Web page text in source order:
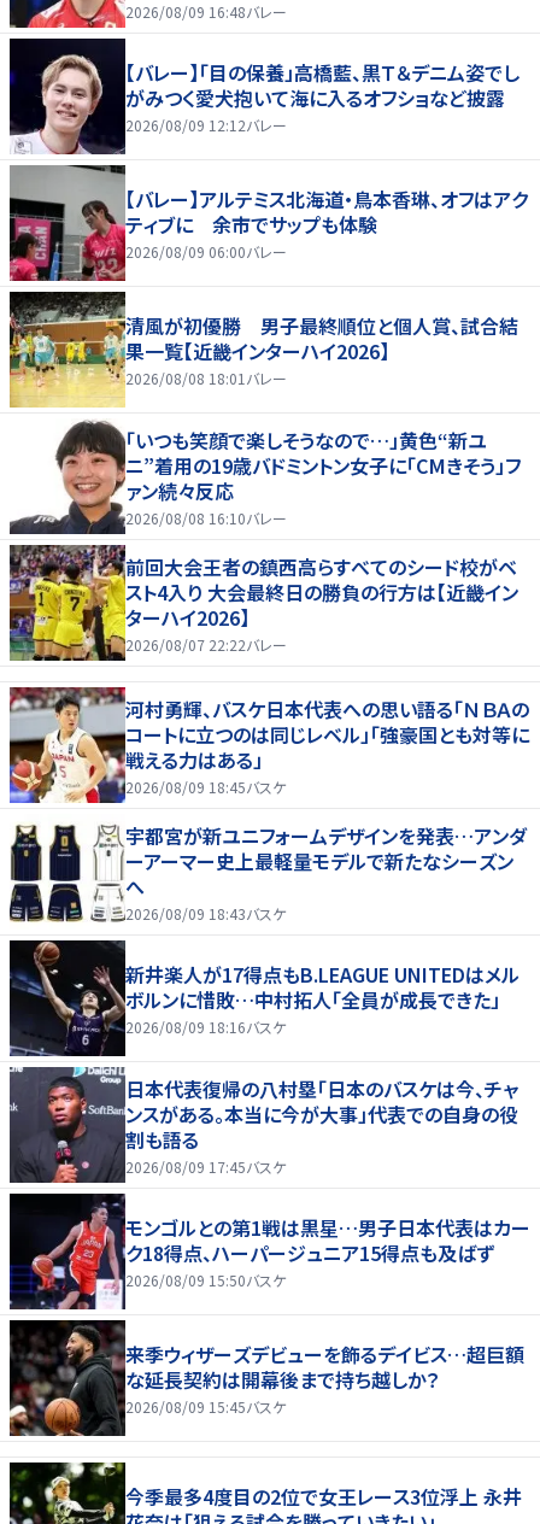
好いい」
2026/08/09 16:48バレー
【バレー】「目の保養」高橋藍、黒Ｔ＆デニム姿でし
がみつく愛犬抱いて海に入るオフショなど披露
2026/08/09 12:12バレー
【バレー】アルテミス北海道・鳥本香琳、オフはアク
ティブに 余市でサップも体験
2026/08/09 06:00バレー
清風が初優勝 男子最終順位と個人賞、試合結
果一覧【近畿インターハイ2026】
2026/08/08 18:01 バレー
「いつも笑顔で楽しそうなので…」黄色“新ユ
ニ”着用の19歳バドミントン女子に「CMきそう」フ
ァン続々反応
2026/08/08 16:10バレー
前回大会王者の鎮西高らすべてのシード校がベ
スト4入り 大会最終日の勝負の行方は【近畿イン
ターハイ2026】
2026/08/07 22:22バレー
河村勇輝、バスケ日本代表への思い語る「ＮＢＡの
コートに立つのは同じレベル」「強豪国とも対等に
戦える力はある」
2026/08/09 18:45バスケ
宇都宮が新ユニフォームデザインを発表…アンダ
ーアーマー史上最軽量モデルで新たなシーズン
へ
2026/08/09 18:43バスケ
新井楽人が17得点もB.LEAGUE UNITEDはメル
ボルンに惜敗…中村拓人「全員が成長できた」
2026/08/09 18:16バスケ
日本代表復帰の八村塁「日本のバスケは今、チャ
ンスがある。本当に今が大事」代表での自身の役
割も語る
2026/08/09 17:45バスケ
モンゴルとの第1戦は黒星…男子日本代表はカー
ク18得点、ハーパージュニア15得点も及ばず
2026/08/09 15:50バスケ
来季ウィザーズデビューを飾るデイビス…超巨額
な延長契約は開幕後まで持ち越しか？
2026/08/09 15:45バスケ
今季最多4度目の2位で女王レース3位浮上 永井